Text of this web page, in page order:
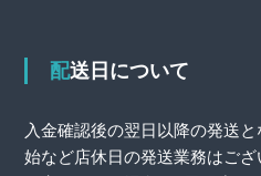
配送日について
入金確認後の翌日以降の発送
始など店休日の発送業務はご